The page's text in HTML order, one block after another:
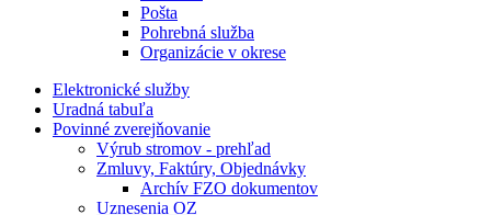
Pošta
Pohrebná služba
Organizácie v okrese
Elektronické služby
Uradná tabuľa
Povinné zverejňovanie
Výrub stromov - prehľad
Zmluvy, Faktúry, Objednávky
Archív FZO dokumentov
Uznesenia OZ